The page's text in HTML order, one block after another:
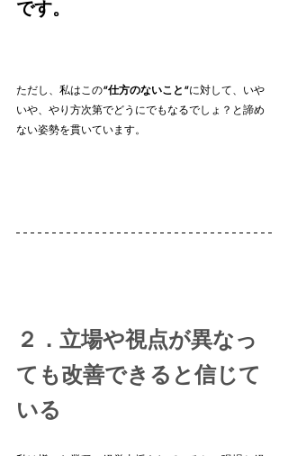
です。
ただし、私はこの”仕方のないこと”に対して、いや
いや、やり方次第でどうにでもなるでしょ？と諦め
ない姿勢を貫いています。
２．立場や視点が異なっ
ても改善できると信じて
いる